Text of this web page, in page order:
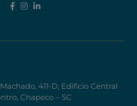
411-D, Edificio Central
Chapeco – SC